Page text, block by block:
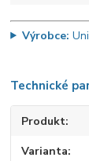
Výrobce:
Technické
Produkt
Varianta